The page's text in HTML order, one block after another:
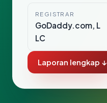
REGISTRAR
GoDaddy.com, L
LC
Laporan lengkap ↓